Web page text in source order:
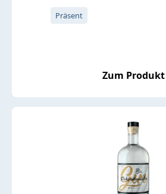
Präsent
Zum Produkt